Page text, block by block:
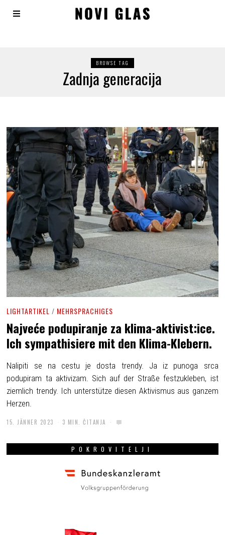
BROWSE TAG
Zadnja generacija
LIGHTARTIKEL / MEHRSPRACHIGES
Najveće podupiranje za klima-aktivist:ice.
Ich sympathisiere mit den Klima-Klebern.
Nalipiti se na cestu je dosta trendy. Ja iz punoga srca
podupiram ta aktivizam. Sich auf der Straße festzukleben, ist
ziemlich trendy. Ich unterstütze diesen Aktivismus aus ganzem
Herzen.
15. JÄNNER 2023 3 MIN. ČITANJA
POKROVITELJI